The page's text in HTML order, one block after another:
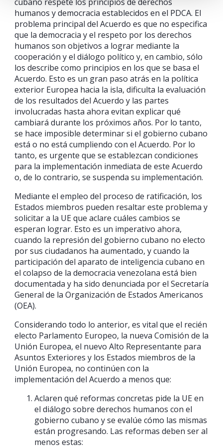
humanos y democracia establecidos en el PDCA. El
problema principal del Acuerdo es que no especifica
que la democracia y el respeto por los derechos
humanos son objetivos a lograr mediante la
cooperación y el diálogo político y, en cambio, sólo
los describe como principios en los que se basa el
Acuerdo. Esto es un gran paso atrás en la política
exterior Europea hacia la isla, dificulta la evaluación
de los resultados del Acuerdo y las partes
involucradas hasta ahora evitan explicar qué
cambiará durante los próximos años. Por lo tanto,
se hace imposible determinar si el gobierno cubano
está o no está cumpliendo con el Acuerdo. Por lo
tanto, es urgente que se establezcan condiciones
para la implementación inmediata de este Acuerdo
o, de lo contrario, se suspenda su implementación.
Mediante el empleo del proceso de ratificación, los
Estados miembros pueden resaltar este problema y
solicitar a la UE que aclare cuáles cambios se
esperan lograr. Esto es un imperativo ahora,
cuando la represión del gobierno cubano no electo
por sus ciudadanos ha aumentado, y cuando la
participación del aparato de inteligencia cubano en
el colapso de la democracia venezolana está bien
documentada y ha sido denunciada por el Secretaría
General de la Organización de Estados Americanos
(OEA).
Considerando todo lo anterior, es vital que el recién
electo Parlamento Europeo, la nueva Comisión de la
Unión Europea, el nuevo Alto Representante para
Asuntos Exteriores y los Estados miembros de la
Unión Europea, no continúen con la
implementación del Acuerdo a menos que:
Aclaren qué reformas concretas pide la UE en
el diálogo sobre derechos humanos con el
gobierno cubano y se evalúe cómo las mismas
están progresando. Las reformas deben ser al
menos estas: